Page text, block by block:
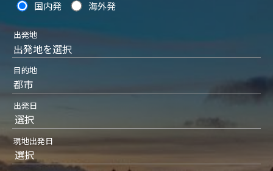
国内発 海外発
出発地を選択
出発地
都市
目的地
選択
出発日
選択
現地出発日